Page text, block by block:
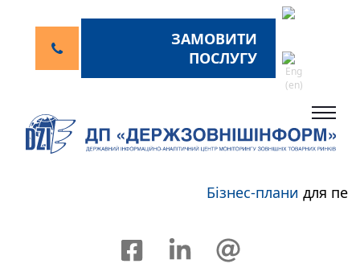
ЗАМОВИТИ
ПОСЛУГУ
Бізнес-планидля